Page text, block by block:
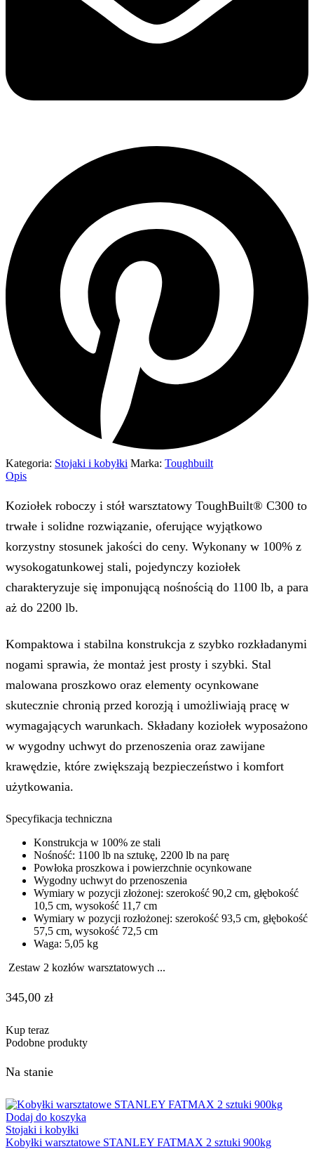
Kategoria: Stojaki i kobyłki Marka: Toughbuilt
Opis
Koziołek roboczy i stół warsztatowy ToughBuilt® C300 to
trwałe i solidne rozwiązanie, oferujące wyjątkowo
korzystny stosunek jakości do ceny. Wykonany w 100% z
wysokogatunkowej stali, pojedynczy koziołek
charakteryzuje się imponującą nośnością do 1100 lb, a para
aż do 2200 lb.
Kompaktowa i stabilna konstrukcja z szybko rozkładanymi
nogami sprawia, że montaż jest prosty i szybki. Stal
malowana proszkowo oraz elementy ocynkowane
skutecznie chronią przed korozją i umożliwiają pracę w
wymagających warunkach. Składany koziołek wyposażono
w wygodny uchwyt do przenoszenia oraz zawijane
krawędzie, które zwiększają bezpieczeństwo i komfort
użytkowania.
Specyfikacja techniczna
Konstrukcja w 100% ze stali
Nośność: 1100 lb na sztukę, 2200 lb na parę
Powłoka proszkowa i powierzchnie ocynkowane
Wygodny uchwyt do przenoszenia
Wymiary w pozycji złożonej: szerokość 90,2 cm, głębokość
10,5 cm, wysokość 11,7 cm
Wymiary w pozycji rozłożonej: szerokość 93,5 cm, głębokość
57,5 cm, wysokość 72,5 cm
Waga: 5,05 kg
Zestaw 2 kozłów warsztatowych ...
345,00 zł
Kup teraz
Podobne produkty
Na stanie
Dodaj do koszyka
Stojaki i kobyłki
Kobyłki warsztatowe STANLEY FATMAX 2 sztuki 900kg